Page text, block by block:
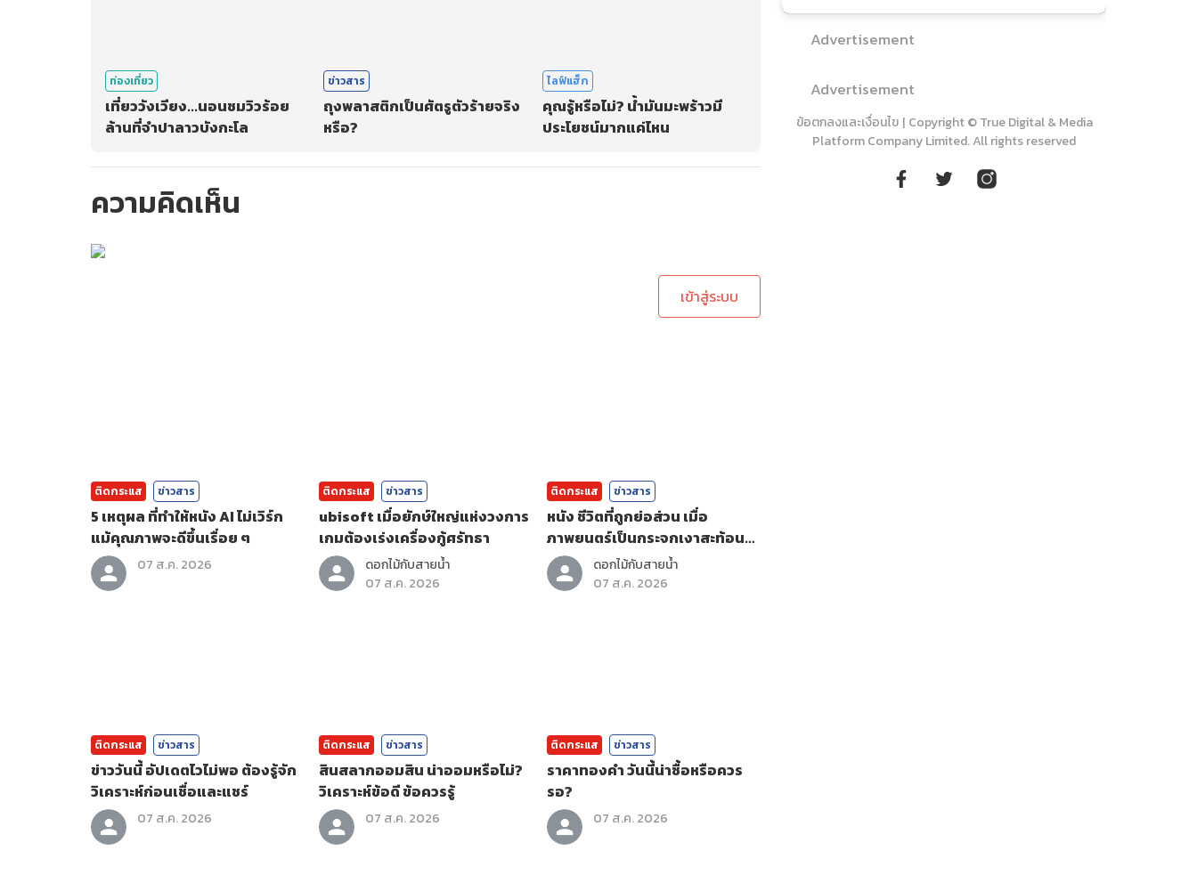
ท่องเที่ยว
เที่ยววังเวียง...นอนชมวิวร้อย
ล้านที่จำปาลาวบังกะโล
ข่าวสาร
ถุงพลาสติกเป็นศัตรูตัวร้ายจริง
หรือ?
ไลฟ์แฮ็ก
คุณรู้หรือไม่? น้ำมันมะพร้าวมี
ประโยชน์มากแค่ไหน
ความคิดเห็น
เข้าสู่ระบบ
ติดกระแส ข่าวสาร
5 เหตุผล ที่ทำให้หนัง AI ไม่เวิร์ก
แม้คุณภาพจะดีขึ้นเรื่อย ๆ
07 ส.ค. 2026
ติดกระแส ข่าวสาร
ubisoft เมื่อยักษ์ใหญ่แห่งวงการ
เกมต้องเร่งเครื่องกู้ศรัทธา
ดอกไม้กับสายน้ำ
07 ส.ค. 2026
ติดกระแส ข่าวสาร
หนัง ชีวิตที่ถูกย่อส่วน เมื่อ
ภาพยนตร์เป็นกระจกเงาสะท้อน
ตัวตน
ดอกไม้กับสายน้ำ
07 ส.ค. 2026
ติดกระแส ข่าวสาร
ข่าววันนี้ อัปเดตไวไม่พอ ต้องรู้จัก
วิเคราะห์ก่อนเชื่อและแชร์
07 ส.ค. 2026
ติดกระแส ข่าวสาร
สินสลากออมสิน น่าออมหรือไม่?
วิเคราะห์ข้อดี ข้อควรรู้
07 ส.ค. 2026
ติดกระแส ข่าวสาร
ราคาทองคํา วันนี้น่าซื้อหรือควร
รอ?
07 ส.ค. 2026
Advertisement
Advertisement
ข้อตกลงและเงื่อนไข | Copyright © True Digital & Media
Platform Company Limited. All rights reserved